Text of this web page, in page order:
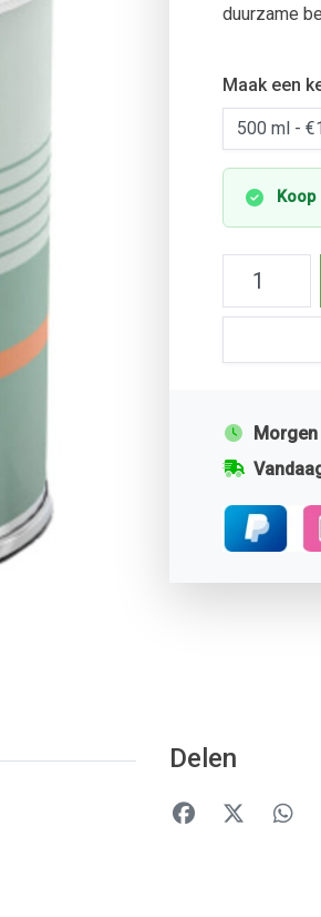
duurzame
Maak een
Delen